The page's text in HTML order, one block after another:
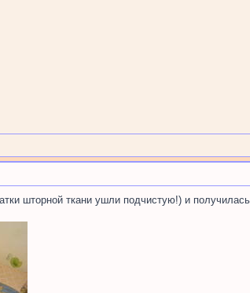
шторной ткани ушли подчистую!) и